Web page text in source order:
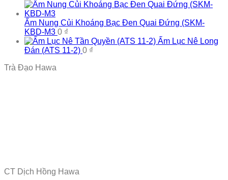
Ấm Nung Củi Khoáng Bạc Đen Quai Đứng (SKM-
KBD-M3 0 ₫
Ấm Lục Nê Long
Đán (ATS 11-2) 0 ₫
Trà Đạo Hawa
CT Dịch Hồng Hawa